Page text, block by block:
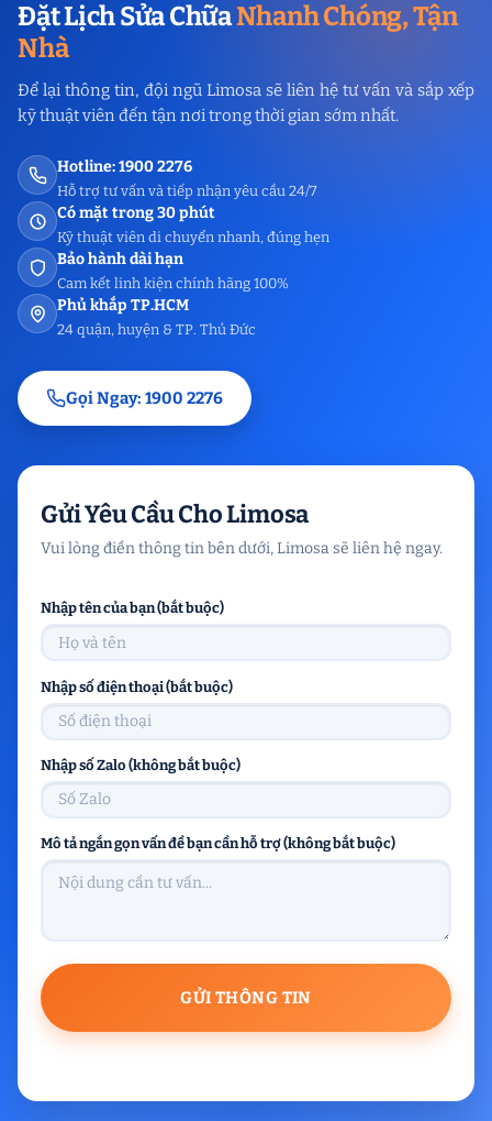
Đặt Lịch Sửa ChữaNhanh Chóng, Tận
Nhà
Để lại thông tin, đội ngũ Limosa sẽ liên hệ tư vấn và sắp xếp
kỹ thuật viên đến tận nơi trong thời gian sớm nhất.
Hotline: 1900 2276
Hỗ trợ tư vấn và tiếp nhận yêu cầu 24/7
Có mặt trong 30 phút
Kỹ thuật viên di chuyển nhanh, đúng hẹn
Bảo hành dài hạn
Cam kết linh kiện chính hãng 100%
Phủ khắp TP.HCM
24 quận, huyện & TP. Thủ Đức
Gọi Ngay: 1900 2276
Gửi Yêu Cầu Cho Limosa
Vui lòng điền thông tin bên dưới, Limosa sẽ liên hệ ngay.
Nhập tên của bạn (bắt buộc)
Nhập số điện thoại (bắt buộc)
Nhập số Zalo (không bắt buộc)
Mô tả ngắn gọn vấn đề bạn cần hỗ trợ (không bắt buộc)